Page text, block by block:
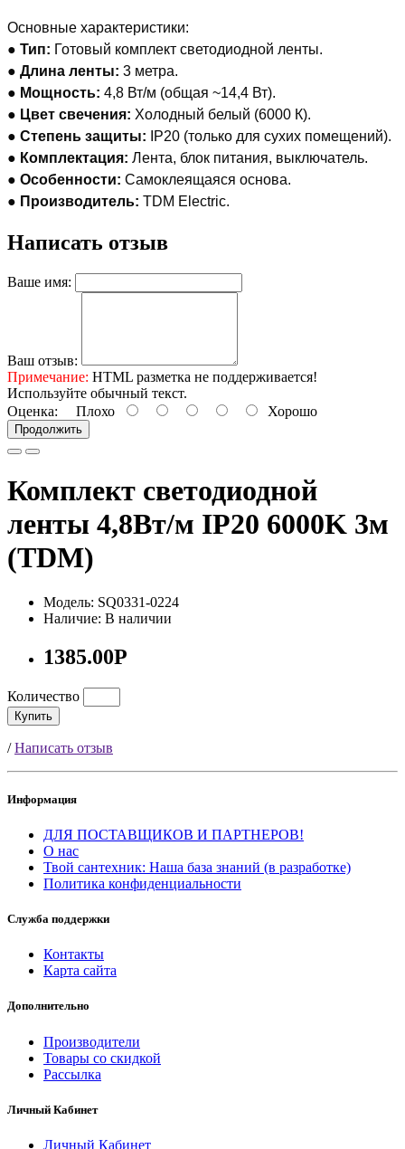
Основные характеристики:
● Тип: Готовый комплект светодиодной ленты.
● Длина ленты: 3 метра.
● Мощность: 4,8 Вт/м (общая ~14,4 Вт).
● Цвет свечения: Холодный белый (6000 К).
● Степень защиты: IP20 (только для сухих помещений).
● Комплектация: Лента, блок питания, выключатель.
● Особенности: Самоклеящаяся основа.
● Производитель: TDM Electric.
Написать отзыв
Ваше имя:
Ваш отзыв:
Примечание: HTML разметка не поддерживается!
Используйте обычный текст.
Оценка: Плохо Хорошо
Продолжить
Комплект светодиодной
ленты 4,8Вт/м IP20 6000K 3м
(TDM)
Модель: SQ0331-0224
Наличие: В наличии
1385.00Р
Количество
Купить
/Написать отзыв
Информация
ДЛЯ ПОСТАВЩИКОВ И ПАРТНЕРОВ!
О нас
Твой сантехник: Наша база знаний (в разработке)
Политика конфиденциальности
Служба поддержки
Контакты
Карта сайта
Дополнительно
Производители
Товары со скидкой
Рассылка
Личный Кабинет
Личный Кабинет